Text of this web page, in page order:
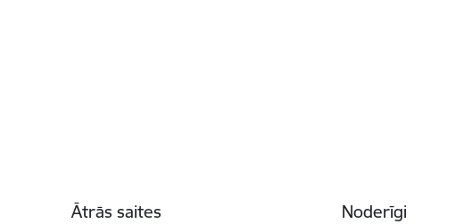
Ātrās saites Noderīgi